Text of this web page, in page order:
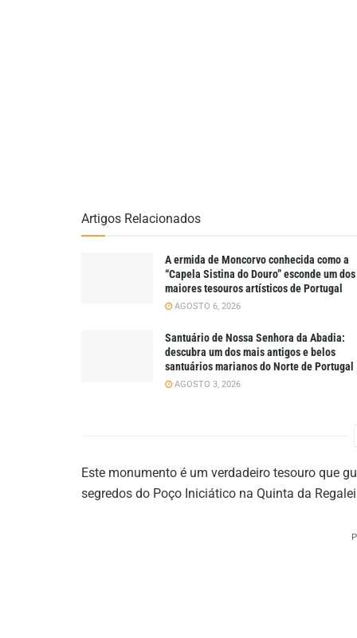
Artigos Relacionados
A ermida de Moncorvo conhecida como a
“Capela Sistina do Douro” esconde um dos
maiores tesouros artísticos de Portugal
AGOSTO 6, 2026
Santuário de Nossa Senhora da Abadia:
descubra um dos mais antigos e belos
santuários marianos do Norte de Portugal
AGOSTO 3, 2026
Este monumento é um verdadeiro tesouro que
segredos do Poço Iniciático na Quinta da